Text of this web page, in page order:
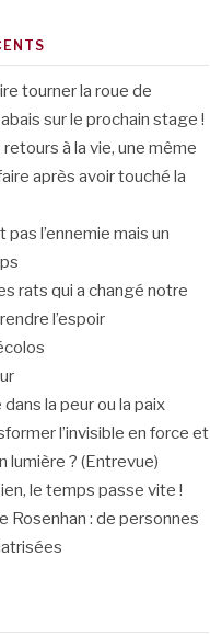
tourner la roue de
sur le prochain stage !
à la vie, une même
après avoir touché la
pas l’ennemie mais un
rats qui a changé notre
l’espoir
la peur ou la paix
l’invisible en force et
lumière ? (Entrevue)
le temps passe vite !
Rosenhan : de personnes